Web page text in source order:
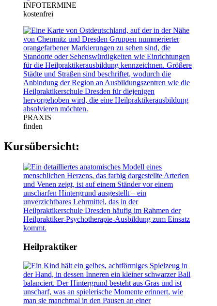
INFOTERMINE
kostenfrei
PRAXIS
finden
Kursübersicht:
Heilpraktiker